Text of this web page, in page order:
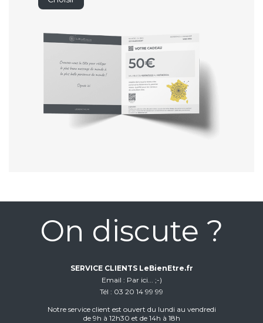
On discute ?
SERVICE CLIENTS LeBienEtre.fr
Email
Par ici... ;-)
Tél
03 20 14 99 99
Notre service client est ouvert du lundi au vendredi
de 9h à 12h30 et de 14h à 18h